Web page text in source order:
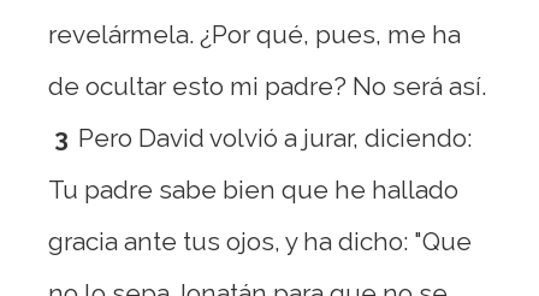
revelármela. ¿Por qué, pues, me ha
de ocultar esto mi padre? No será así.
3 Pero David volvió a jurar, diciendo:
Tu padre sabe bien que he hallado
gracia ante tus ojos, y ha dicho: "Que